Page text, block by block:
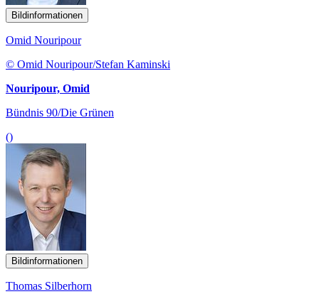
Bildinformationen
Omid Nouripour
© Omid Nouripour/Stefan Kaminski
Nouripour, Omid
Bündnis 90/Die Grünen
()
Bildinformationen
Thomas Silberhorn